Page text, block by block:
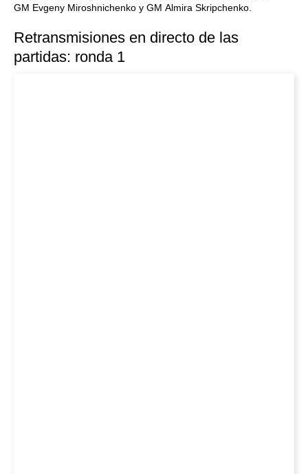
GM Evgeny Miroshnichenko y GM Almira Skripchenko.
Retransmisiones en directo de las
partidas: ronda 1